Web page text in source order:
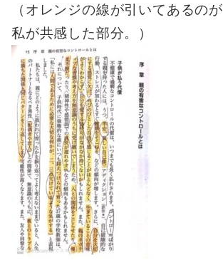
（オレンジの線が引いてあるのが
私が共感した部分。）